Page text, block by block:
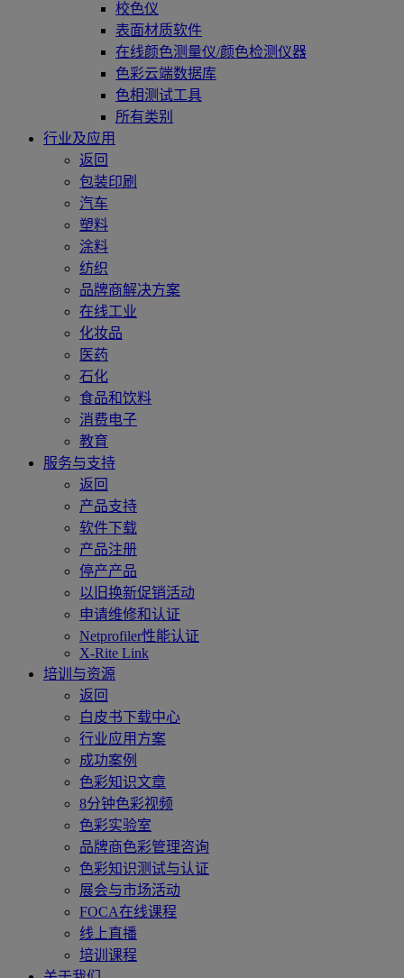
校色仪
表面材质软件
在线颜色测量仪/颜色检测仪器
色彩云端数据库
色相测试工具
所有类别
行业及应用
返回
包装印刷
汽车
塑料
涂料
纺织
品牌商解决方案
在线工业
化妆品
医药
石化
食品和饮料
消费电子
教育
服务与支持
返回
产品支持
软件下载
产品注册
停产产品
以旧换新促销活动
申请维修和认证
Netprofiler性能认证
X-Rite Link
培训与资源
返回
白皮书下载中心
行业应用方案
成功案例
色彩知识文章
8分钟色彩视频
色彩实验室
品牌商色彩管理咨询
色彩知识测试与认证
展会与市场活动
FOCA在线课程
线上直播
培训课程